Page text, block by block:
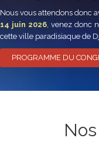
Nous vous attendons donc
14 juin 2026, venez donc
cette ville paradisiaque de
PROGRAMME DU
Nos